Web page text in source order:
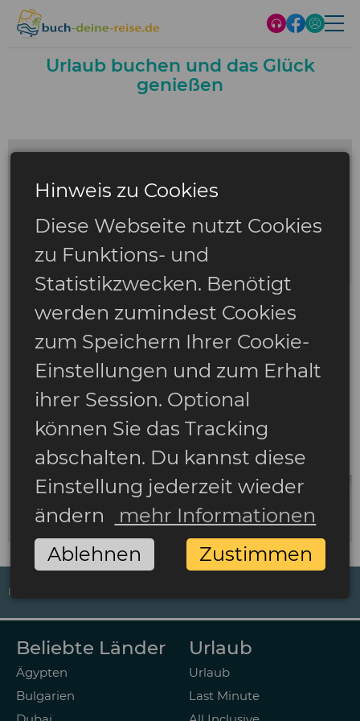
Urlaub buchen und das Glück
genießen
IMPRESSUM
Beliebte Länder
Ägypten
Bulgarien
Urlaub
Urlaub
Last Minute
Hinweis zu Cookies
Diese Webseite nutzt Cookies
zu Funktions- und
Statistikzwecken. Benötigt
werden zumindest Cookies
zum Speichern Ihrer Cookie-
Einstellungen und zum Erhalt
ihrer Session. Optional
können Sie das Tracking
abschalten. Du kannst diese
Einstellung jederzeit wieder
ändern
mehr Informationen
Ablehnen
Zustimmen